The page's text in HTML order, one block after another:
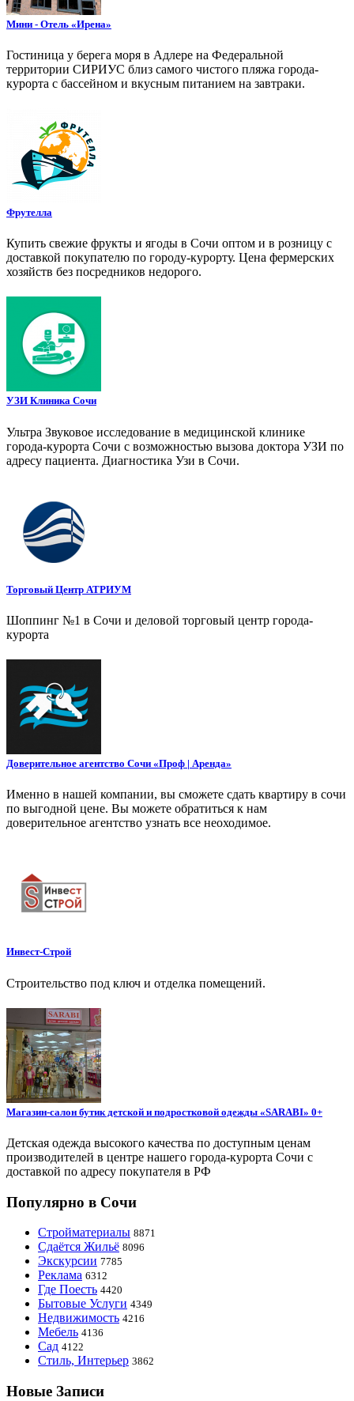
Мини - Отель «Ирена»
Гостиница у берега моря в Адлере на Федеральной
территории СИРИУС близ самого чистого пляжа города-
курорта с бассейном и вкусным питанием на завтраки.
Фрутелла
Купить свежие фрукты и ягоды в Сочи оптом и в розницу с
доставкой покупателю по городу-курорту. Цена фермерских
хозяйств без посредников недорого.
УЗИ Клиника Сочи
Ультра Звуковое исследование в медицинской клинике
города-курорта Сочи с возможностью вызова доктора УЗИ по
адресу пациента. Диагностика Узи в Сочи.
Торговый Центр АТРИУМ
Шоппинг №1 в Сочи и деловой торговый центр города-
курорта
Доверительное агентство Сочи «Проф | Аренда»
Именно в нашей компании, вы сможете сдать квартиру в сочи
по выгодной цене. Вы можете обратиться к нам
доверительное агентство узнать все неоходимое.
Инвест-Строй
Строительство под ключ и отделка помещений.
Магазин-салон бутик детской и подростковой одежды «SARABI» 0+
Детская одежда высокого качества по доступным ценам
производителей в центре нашего города-курорта Сочи с
доставкой по адресу покупателя в РФ
Популярно в Сочи
Стройматериалы 8871
Сдаётся Жильё 8096
Экскурсии 7785
Реклама 6312
Где Поесть 4420
Бытовые Услуги 4349
Недвижимость 4216
Мебель 4136
Сад 4122
Стиль, Интерьер 3862
Новые Записи